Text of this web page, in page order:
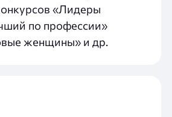
«Лидеры
по профессии»
женщины» и др.